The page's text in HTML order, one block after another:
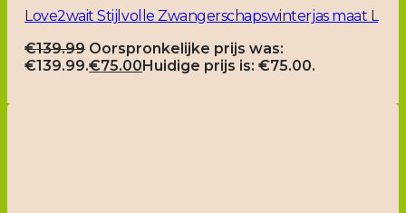
Love2wait Stijlvolle Zwangerschapswinterjas maat L
€139.99 Oorspronkelijke prijs was:
€139.99.€75.00Huidige prijs is: €75.00.